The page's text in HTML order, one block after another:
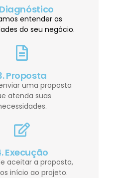
entender as
do seu negócio.
Proposta
uma proposta
atenda suas
Execução
aceitar a proposta,
início ao projeto.